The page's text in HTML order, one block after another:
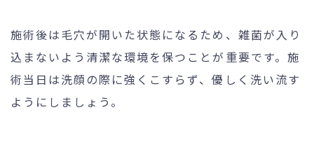
施術後は毛穴が開いた状態になるため、雑菌が入り
込まないよう清潔な環境を保つことが重要です。施
術当日は洗顔の際に強くこすらず、優しく洗い流す
ようにしましょう。